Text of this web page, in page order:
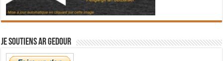
Je soutiens Ar Gedour